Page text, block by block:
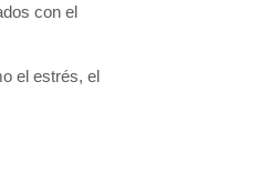
con el
el estrés, el